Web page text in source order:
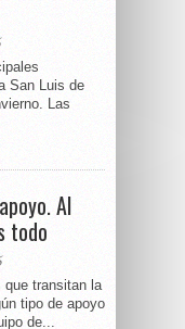
San Luis de
Las
Al
todo
que transitan la
tipo de apoyo
de...